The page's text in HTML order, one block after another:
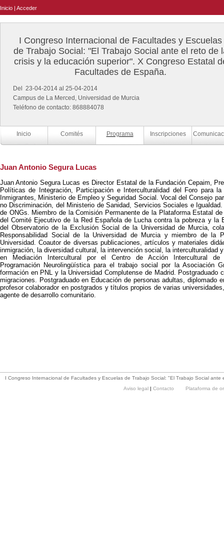
Inicio | Acceder
I Congreso Internacional de Facultades y Escuelas
de Trabajo Social: "El Trabajo Social ante el reto de
crisis y la educación superior". X Congreso Estatal
Facultades de España.
Del 23-04-2014 al 25-04-2014
Campus de La Merced, Universidad de Murcia
Teléfono de contacto: 868884078
Inicio Comités Programa Inscripciones
Juan Antonio Segura Lucas
Juan Antonio Segura Lucas es Director Estatal de la Fundación Cepaim,
Políticas de Integración, Participación e Interculturalidad del Foro para
Inmigrantes, Ministerio de Empleo y Seguridad Social. Vocal del Consejo
no Discriminación, del Ministerio de Sanidad, Servicios Sociales e
de ONGs. Miembro de la Comisión Permanente de la Plataforma Estatal
del Comité Ejecutivo de la Red Española de Lucha contra la pobreza y la
del Observatorio de la Exclusión Social de la Universidad de Murcia,
Responsabilidad Social de la Universidad de Murcia y miembro de la
Universidad. Coautor de diversas publicaciones, artículos y materiales
inmigración, la diversidad cultural, la intervención social, la interculturalidad
en Mediación Intercultural por el Centro de Acción Intercultural de
Programación Neurolingüística para el trabajo social por la Asociación
formación en PNL y la Universidad Complutense de Madrid. Postgraduado
migraciones. Postgraduado en Educación de personas adultas, diplomado
profesor colaborador en postgrados y títulos propios de varias
agente de desarrollo comunitario.
I Congreso Internacional de Facultades y Escuelas de Trabajo Social: "El Trabajo Social
Aviso legal | Contacto Plataforma de